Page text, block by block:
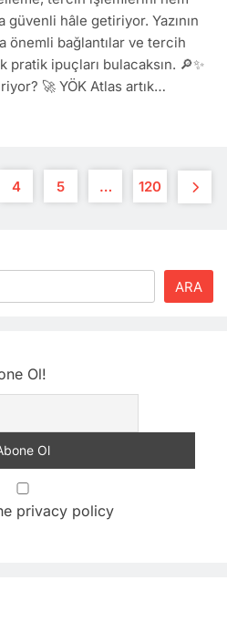
güvenli hâle getiriyor. Yazının
önemli bağlantılar ve tercih
ipuçları bulacaksın. 🔎✨
🚀 YÖK Atlas artık…
4 5 … 120
ARA
Ol!
privacy policy